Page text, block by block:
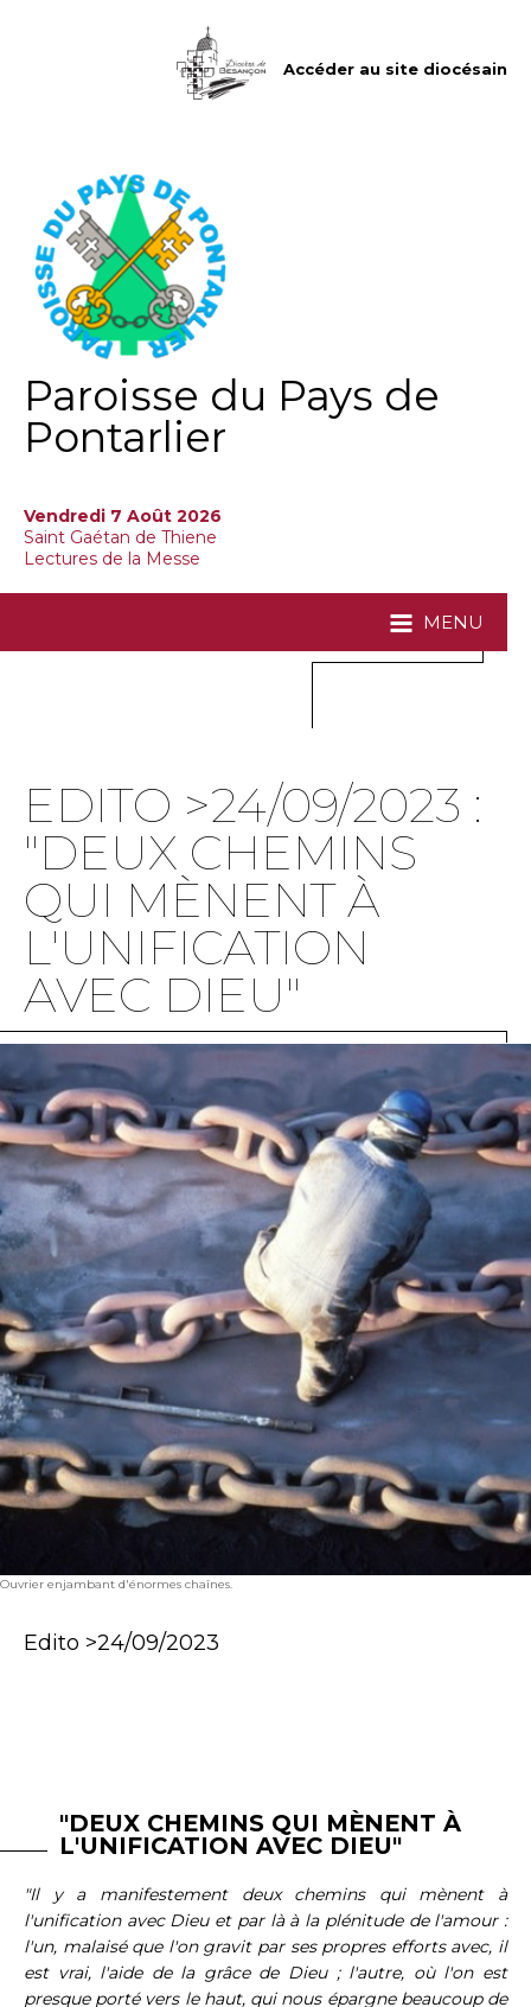
Accéder au site diocésain
Paroisse du Pays de
Pontarlier
Vendredi 7 Août 2026
Saint Gaétan de Thiene
Lectures de la Messe
MENU
EDITO >24/09/2023 :
"DEUX CHEMINS
QUI MÈNENT À
L'UNIFICATION
AVEC DIEU"
Ouvrier enjambant d'énormes chaînes.
Edito >24/09/2023
"DEUX CHEMINS QUI MÈNENT À
L'UNIFICATION AVEC DIEU"
"Il y a manifestement deux chemins qui mènent à
l'unification avec Dieu et par là à la plénitude de l'amour :
l'un, malaisé que l'on gravit par ses propres efforts avec, il
est vrai, l'aide de la grâce de Dieu ; l'autre, où l'on est
presque porté vers le haut, qui nous épargne beaucoup de